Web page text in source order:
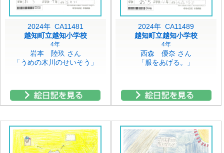
2024年 CA11481
越知町立越知小学校
4年
岩本 陸玖 さん
「うめの木川のせいそう」
2024年 CA11489
越知町立越知小学校
4年
西森 優奈 さん
「服をあげる。」